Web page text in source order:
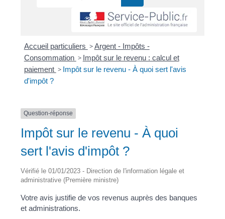
Accueil particuliers >Argent - Impôts -
Consommation > Impôt sur le revenu : calcul et
paiement > Impôt sur le revenu - À quoi sert l'avis
d'impôt ?
Question-réponse
Impôt sur le revenu - À quoi
sert l'avis d'impôt ?
Vérifié le 01/01/2023 - Direction de l'information légale et
administrative (Première ministre)
Votre avis justifie de vos revenus auprès des banques
et administrations.